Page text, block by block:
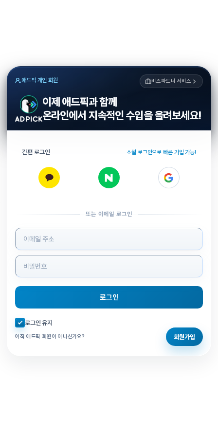
애드픽 개인 회원 비즈파트너 서비스
이제 애드픽과 함께
온라인에서 지속적인 수입을 올려보세요!
간편 로그인 소셜 로그인으로 빠른 가입 가능!
또는 이메일 로그인
로그인 정보 입력
로그인
자동로그인 체크
로그인 유지
아직 애드픽 회원이 아니신가요? 회원가입